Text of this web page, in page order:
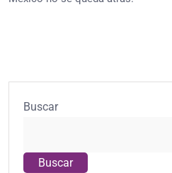
Buscar
Buscar